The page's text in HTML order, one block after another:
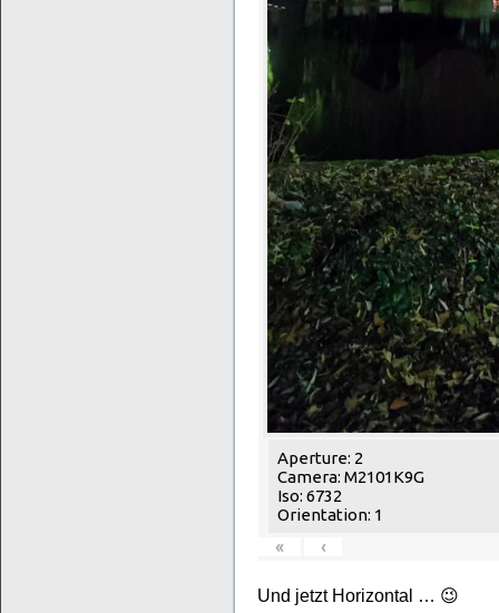
Aperture: 2
Camera: M2101K9G
Iso: 6732
Orientation: 1
«
‹
Und jetzt Horizontal … 😉